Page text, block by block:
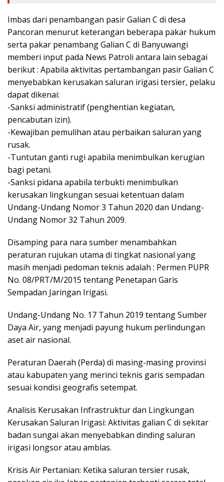
Imbas dari penambangan pasir Galian C di desa
Pancoran menurut keterangan beberapa pakar hukum
serta pakar penambang Galian C di Banyuwangi
memberi input pada News Patroli antara lain sebagai
berikut : Apabila aktivitas pertambangan pasir Galian C
menyebabkan kerusakan saluran irigasi tersier, pelaku
dapat dikenai:
-Sanksi administratif (penghentian kegiatan,
pencabutan izin).
-Kewajiban pemulihan atau perbaikan saluran yang
rusak.
-Tuntutan ganti rugi apabila menimbulkan kerugian
bagi petani.
-Sanksi pidana apabila terbukti menimbulkan
kerusakan lingkungan sesuai ketentuan dalam
Undang-Undang Nomor 3 Tahun 2020 dan Undang-
Undang Nomor 32 Tahun 2009.
Disamping para nara sumber menambahkan
peraturan rujukan utama di tingkat nasional yang
masih menjadi pedoman teknis adalah : Permen PUPR
No. 08/PRT/M/2015 tentang Penetapan Garis
Sempadan Jaringan Irigasi.
Undang-Undang No. 17 Tahun 2019 tentang Sumber
Daya Air, yang menjadi payung hukum perlindungan
aset air nasional.
Peraturan Daerah (Perda) di masing-masing provinsi
atau kabupaten yang merinci teknis garis sempadan
sesuai kondisi geografis setempat.
Analisis Kerusakan Infrastruktur dan Lingkungan
Kerusakan Saluran Irigasi: Aktivitas galian C di sekitar
badan sungai akan menyebabkan dinding saluran
irigasi longsor atau amblas.
Krisis Air Pertanian: Ketika saluran tersier rusak,